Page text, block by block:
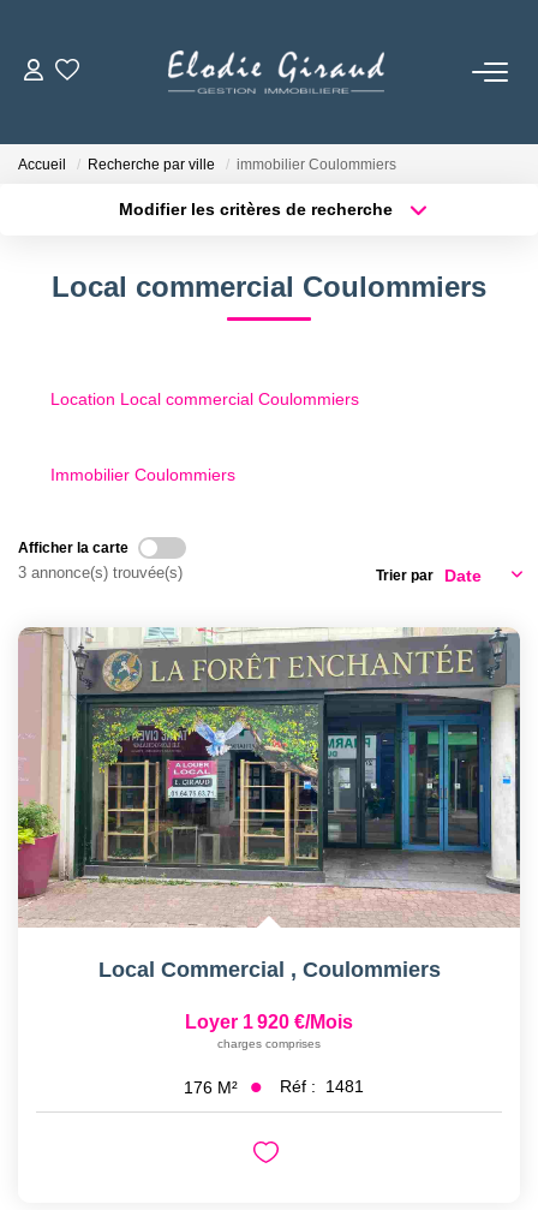
NOS TARIFS
CONTACT
Accueil Recherche par ville immobilier Coulommiers
Modifier les critères de recherche
Local commercial Coulommiers
Location Local commercial Coulommiers
Immobilier Coulommiers
Afficher la carte
3 annonce(s) trouvée(s) Trier par
Local Commercial , Coulommiers
Loyer 1 920 €/mois
charges comprises
176 M² Réf : 1481